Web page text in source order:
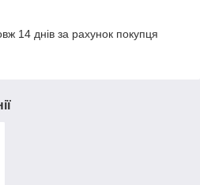
14 днів за рахунок покупця